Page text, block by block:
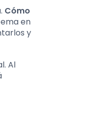
Cómo
en
y
Al